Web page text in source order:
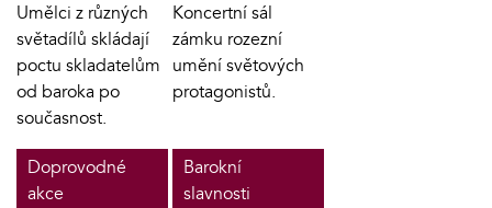
Umělci z různých
světadílů skládají
poctu skladatelům
od baroka po
současnost.
Koncertní sál
zámku rozezní
umění světových
protagonistů.
Doprovodné
akce
Barokní
slavnosti